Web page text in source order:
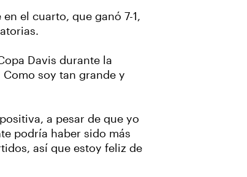
el cuarto, que ganó 7-1,
Davis durante la
soy tan grande y
a pesar de que yo
podría haber sido más
así que estoy feliz de